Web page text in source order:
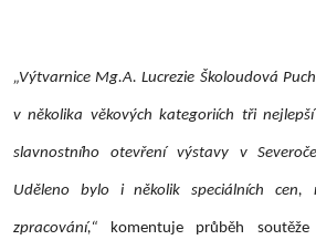
„Výtvarnice Mg.A. Lucrezie Školoudová
v několika věkových kategoriích tři
slavnostního otevření výstavy v
Uděleno bylo i několik speciálních cen,
zpracování,“ komentuje průběh